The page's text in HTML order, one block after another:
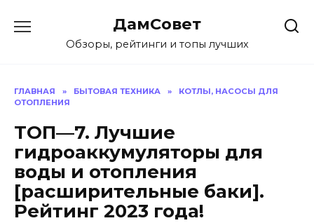
содержанию
ДамСовет
Обзоры, рейтинги и топы лучших
ГЛАВНАЯ » БЫТОВАЯ ТЕХНИКА »
КОТЛЫ, НАСОСЫ ДЛЯ
ОТОПЛЕНИЯ
ТОП—7. Лучшие
гидроаккумуляторы для
воды и отопления
[расширительные баки].
Рейтинг 2023 года!